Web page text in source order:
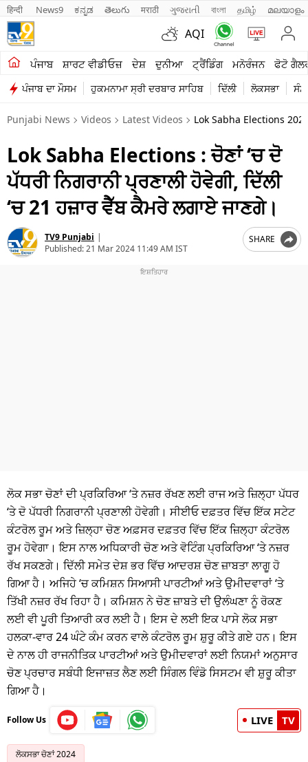
हिन्दी News9 ಕನ್ನಡ తెలుగు मराठी ગુજરાતી বাংলা தமிழ் മലയാളം
AQI
ਪੰਜਾਬ ਸ਼ਾਰਟ ਵੀਡੀਓਜ਼ ਦੇਸ਼ ਦੁਨੀਆ ਟ੍ਰੈਂਡਿੰਗ ਮਨੋਰੰਜਨ ਫੋਟੋ
ਪੰਜਾਬ ਦਾ ਮੌਸਮ ਹੁਕਮਨਾਮਾ ਸ੍ਰੀ ਦਰਬਾਰ ਸਾਹਿਬ ਦਿੱਲੀ ਲੋਕਸਭਾ
ਖੇਤੀਬਾੜੀ
ਸ਼ਾਰਟ ਵੀਡੀਓਜ਼
ਕਾਰੋਬਾਰ
ਕਰਿਅਰ
ਮਨੋਰੰਜਨ
ਦੇਸ਼
ਲਾਈਫ ਸਟਾਈਲ
ਚੋਣਾਂ 2026
Punjabi News Videos Latest Videos Lok Sabha Elections
Lok Sabha Elections : ਚੋਣਾਂ ‘ਚ ਦੋ
ਪੱਧਰੀ ਨਿਗਰਾਨੀ ਪ੍ਰਣਾਲੀ ਹੋਵੇਗੀ, ਦਿੱਲੀ
‘ਚ 21 ਹਜ਼ਾਰ ਵੈੱਬ ਕੈਮਰੇ ਲਗਾਏ ਜਾਣਗੇ।
TV9 Punjabi |
Published:21 Mar 2024 11:49 AM IST
SHARE
ਲੋਕ ਸਭਾ ਚੋਣਾਂ ਦੀ ਪ੍ਰਕਿਰਿਆ ‘ਤੇ ਨਜ਼ਰ ਰੱਖਣ ਲਈ ਰਾਜ ਅਤੇ ਜ਼ਿਲ੍ਹਾ ਪੱਧਰ
‘ਤੇ ਦੋ ਪੱਧਰੀ ਨਿਗਰਾਨੀ ਪ੍ਰਣਾਲੀ ਹੋਵੇਗੀ। ਸੀਈਓ ਦਫ਼ਤਰ ਵਿੱਚ ਇੱਕ ਸਟੇਟ
ਕੰਟਰੋਲ ਰੂਮ ਅਤੇ ਜ਼ਿਲ੍ਹਾ ਚੋਣ ਅਫ਼ਸਰ ਦਫ਼ਤਰ ਵਿੱਚ ਇੱਕ ਜ਼ਿਲ੍ਹਾ ਕੰਟਰੋਲ
ਰੂਮ ਹੋਵੇਗਾ। ਇਸ ਨਾਲ ਅਧਿਕਾਰੀ ਚੋਣ ਅਤੇ ਵੋਟਿੰਗ ਪ੍ਰਕਿਰਿਆ ‘ਤੇ ਨਜ਼ਰ
ਰੱਖ ਸਕਣਗੇ। ਦਿੱਲੀ ਸਮੇਤ ਦੇਸ਼ ਭਰ ਵਿੱਚ ਆਦਰਸ਼ ਚੋਣ ਜ਼ਾਬਤਾ ਲਾਗੂ ਹੋ
ਗਿਆ ਹੈ। ਅਜਿਹੇ ‘ਚ ਕਮਿਸ਼ਨ ਸਿਆਸੀ ਪਾਰਟੀਆਂ ਅਤੇ ਉਮੀਦਵਾਰਾਂ ‘ਤੇ
ਤਿੱਖੀ ਨਜ਼ਰ ਰੱਖ ਰਿਹਾ ਹੈ। ਕਮਿਸ਼ਨ ਨੇ ਚੋਣ ਜ਼ਾਬਤੇ ਦੀ ਉਲੰਘਣਾ ਨੂੰ ਰੋਕਣ
ਲਈ ਵੀ ਪੂਰੀ ਤਿਆਰੀ ਕਰ ਲਈ ਹੈ। ਇਸ ਦੇ ਲਈ ਇਕ ਪਾਸੇ ਲੋਕ ਸਭਾ
ਹਲਕਾ-ਵਾਰ 24 ਘੰਟੇ ਕੰਮ ਕਰਨ ਵਾਲੇ ਕੰਟਰੋਲ ਰੂਮ ਸ਼ੁਰੂ ਕੀਤੇ ਗਏ ਹਨ। ਇਸ
ਦੇ ਨਾਲ ਹੀ ਰਾਜਨੀਤਿਕ ਪਾਰਟੀਆਂ ਅਤੇ ਉਮੀਦਵਾਰਾਂ ਲਈ ਨਿਯਮਾਂ ਅਨੁਸਾਰ
ਚੋਣ ਪ੍ਰਚਾਰ ਸਬੰਧੀ ਇਜਾਜ਼ਤ ਲੈਣ ਲਈ ਸਿੰਗਲ ਵਿੰਡੋ ਸਿਸਟਮ ਵੀ ਸ਼ੁਰੂ ਕੀਤਾ
ਗਿਆ ਹੈ।
Follow Us LIVE TV
ਲੋਕਸਭਾ ਚੋਣਾਂ 2024